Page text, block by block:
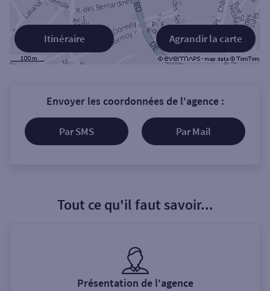
Agrandir la carte
Itinéraire
Envoyer les coordonnées de l'agence :
Par SMS Par Mail
Tout ce qu'il faut savoir...
Présentation de l'agence